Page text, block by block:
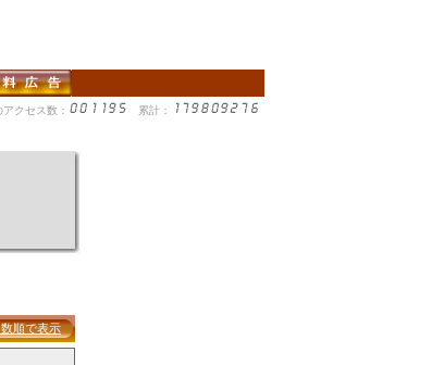
クセス数： 累計：
順で表示